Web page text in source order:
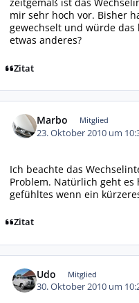
mir sehr hoch vor. Bisher
gewechselt und würde
etwas anderes?
Zitat
Marbo Mitglied
23. Oktober 2010 um
Ich beachte das
Problem. Natürlich geht
gefühltes wenn ein
Zitat
Udo Mitglied
30. Oktober 2010 um